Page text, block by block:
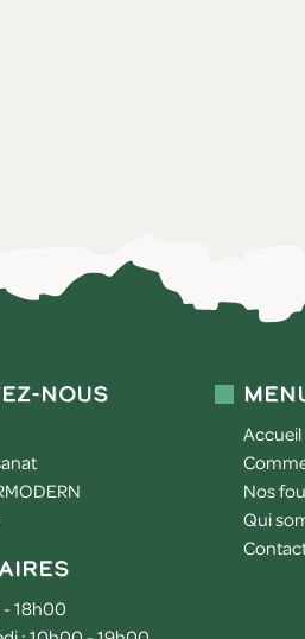
nous
18h00
Accueil
Nos
Qui